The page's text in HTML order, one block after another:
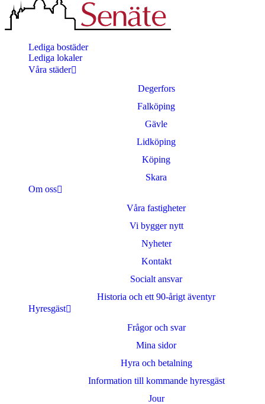
Lediga bostäder
Lediga lokaler
Våra städer
Degerfors
Falköping
Gävle
Lidköping
Köping
Skara
Om oss
Våra fastigheter
Vi bygger nytt
Nyheter
Kontakt
Socialt ansvar
Historia och ett 90-årigt äventyr
Hyresgäst
Frågor och svar
Mina sidor
Hyra och betalning
Information till kommande hyresgäst
Jour